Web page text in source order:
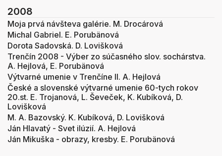
2008
Moja prvá návšteva galérie. M. Drocárová
Michal Gabriel. E. Porubänová
Dorota Sadovská. D. Lovišková
Trenčín 2008 - Výber zo súčasného slov. sochárstva.
A. Hejlová, E. Porubänová
Výtvarné umenie v Trenčíne II. A. Hejlová
České a slovenské výtvarné umenie 60-tych rokov
20.st. E. Trojanová, L. Ševeček, K. Kubíková, D.
Lovišková
M. A. Bazovský. K. Kubíková, D. Lovišková
Ján Hlavatý - Svet ilúzií. A. Hejlová
Ján Mikuška - obrazy, kresby. E. Porubänová